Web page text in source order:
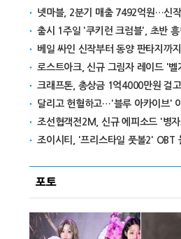
출시 1주일 '쿠키런 크럼블', 초반 흥
로스트아크, 신규 그림자 레이드 '벨
달리고 헌혈하고…'블루 아카이브'
포토